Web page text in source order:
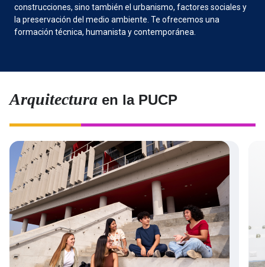
construcciones, sino también el urbanismo, factores sociales y
la preservación del medio ambiente. Te ofrecemos una
formación técnica, humanista y contemporánea.
Arquitectura en la PUCP